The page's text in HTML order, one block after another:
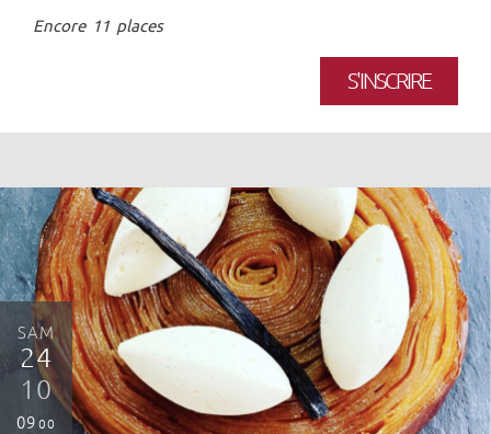
Encore 11 places
S'INSCRIRE
SAM
24
10
09 00